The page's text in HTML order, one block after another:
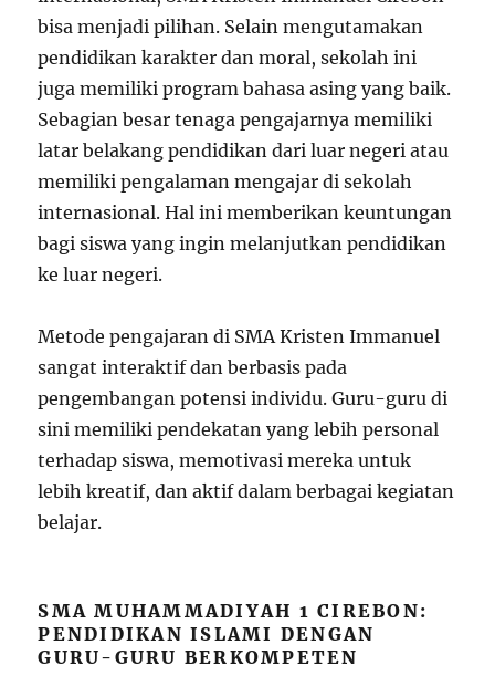
bisa menjadi pilihan. Selain mengutamakan
pendidikan karakter dan moral, sekolah ini
juga memiliki program bahasa asing yang baik.
Sebagian besar tenaga pengajarnya memiliki
latar belakang pendidikan dari luar negeri atau
memiliki pengalaman mengajar di sekolah
internasional. Hal ini memberikan keuntungan
bagi siswa yang ingin melanjutkan pendidikan
ke luar negeri.
Metode pengajaran di SMA Kristen Immanuel
sangat interaktif dan berbasis pada
pengembangan potensi individu. Guru-guru di
sini memiliki pendekatan yang lebih personal
terhadap siswa, memotivasi mereka untuk
lebih kreatif, dan aktif dalam berbagai kegiatan
belajar.
SMA MUHAMMADIYAH 1 CIREBON:
PENDIDIKAN ISLAMI DENGAN
GURU-GURU BERKOMPETEN